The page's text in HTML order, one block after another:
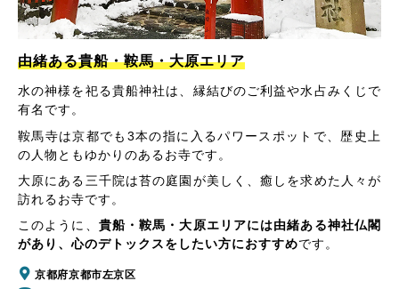
由緒ある貴船・鞍馬・大原エリア
水の神様を祀る貴船神社は、縁結びのご利益や水占みくじで
有名です。
鞍馬寺は京都でも3本の指に入るパワースポットで、歴史上
の人物ともゆかりのあるお寺です。
大原にある三千院は苔の庭園が美しく、癒しを求めた人々が
訪れるお寺です。
このように、 貴船・鞍馬・大原エリアには由緒ある神社仏閣
があり、心のデトックスをしたい方におすすめです。
京都府京都市左京区